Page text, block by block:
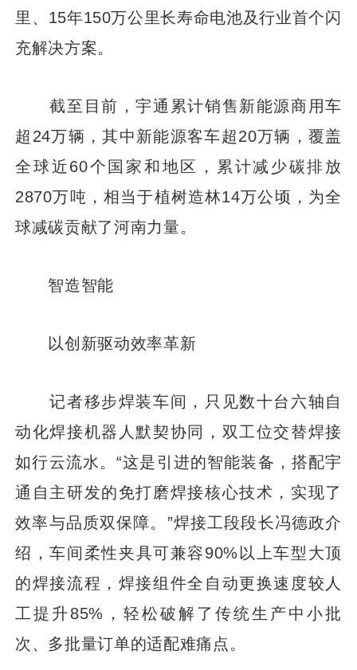
里、15年150万公里长寿命电池及行业首个闪
充解决方案。
截至目前，宇通累计销售新能源商用车
超24万辆，其中新能源客车超20万辆，覆盖
全球近60个国家和地区，累计减少碳排放
2870万吨，相当于植树造林14万公顷，为全
球减碳贡献了河南力量。
智造智能
以创新驱动效率革新
记者移步焊装车间，只见数十台六轴自
动化焊接机器人默契协同，双工位交替焊接
如行云流水。“这是引进的智能装备，搭配宇
通自主研发的免打磨焊接核心技术，实现了
效率与品质双保障。”焊接工段段长冯德政介
绍，车间柔性夹具可兼容90%以上车型大顶
的焊接流程，焊接组件全自动更换速度较人
工提升85%，轻松破解了传统生产中小批
次、多批量订单的适配难痛点。